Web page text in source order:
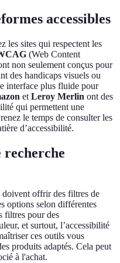
accessibles
les sites qui respectent les
(Web Content
non seulement conçus pour
des handicaps visuels ou
interface plus fluide pour
et Leroy Merlin ont des
qui permettent une
le temps de consulter les
d’accessibilité.
recherche
offrir des filtres de
options selon différentes
filtres pour des
et surtout, l’accessibilité
ces outils vous
produits adaptés. Cela peut
à l'achat.